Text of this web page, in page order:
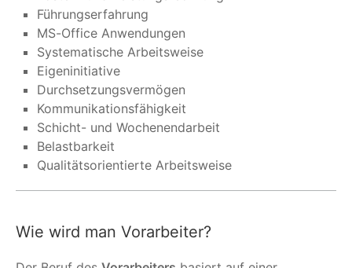
Führungserfahrung
MS-Office Anwendungen
Systematische Arbeitsweise
Eigeninitiative
Durchsetzungsvermögen
Kommunikationsfähigkeit
Schicht- und Wochenendarbeit
Belastbarkeit
Qualitätsorientierte Arbeitsweise
Wie wird man Vorarbeiter?